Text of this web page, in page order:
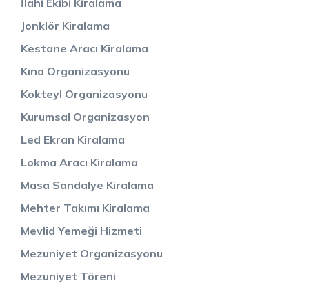
Jonklör Kiralama
Kestane Aracı Kiralama
Kına Organizasyonu
Kokteyl Organizasyonu
Kurumsal Organizasyon
Led Ekran Kiralama
Lokma Aracı Kiralama
Masa Sandalye Kiralama
Mehter Takımı Kiralama
Mevlid Yemeği Hizmeti
Mezuniyet Organizasyonu
Mezuniyet Töreni